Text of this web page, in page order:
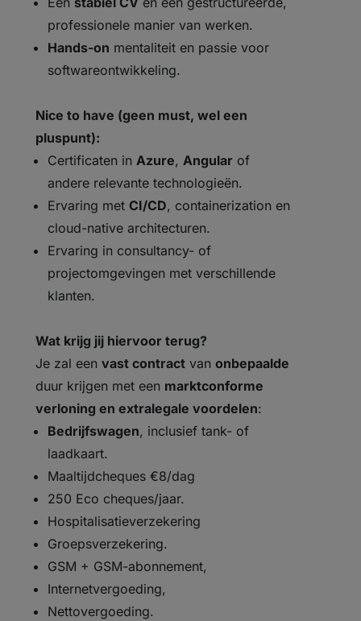
professionele manier van werken.
Hands-on mentaliteit en passie voor
softwareontwikkeling.
Nice to have (geen must, wel een
pluspunt):
Certificaten inAzure,Angular of
andere relevante technologieën.
Ervaring metCI/CD, containerization en
cloud-native architecturen.
Ervaring in consultancy- of
projectomgevingen met verschillende
klanten.
Wat krijg jij hiervoor terug?
Je zal eenvast contract vanonbepaalde
duur krijgen met een marktconforme
verloning en extralegale voordelen:
Bedrijfswagen, inclusief tank- of
laadkaart.
Maaltijdcheques €8/dag
250 Eco cheques/jaar.
Hospitalisatieverzekering
Groepsverzekering.
GSM + GSM-abonnement,
Internetvergoeding,
Nettovergoeding.